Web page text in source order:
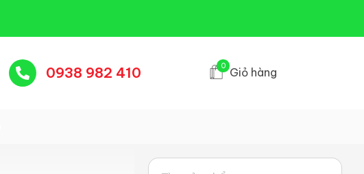
0938 982 410 0 Giỏ hàng